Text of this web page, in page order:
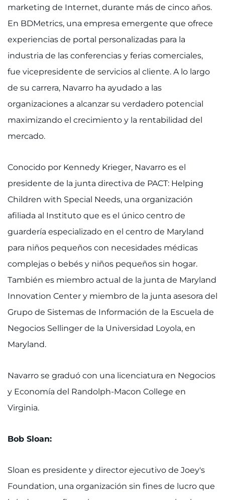
marketing de Internet, durante más de cinco años.
En BDMetrics, una empresa emergente que ofrece
experiencias de portal personalizadas para la
industria de las conferencias y ferias comerciales,
fue vicepresidente de servicios al cliente. A lo largo
de su carrera, Navarro ha ayudado a las
organizaciones a alcanzar su verdadero potencial
maximizando el crecimiento y la rentabilidad del
mercado.
Conocido por Kennedy Krieger, Navarro es el
presidente de la junta directiva de PACT: Helping
Children with Special Needs, una organización
afiliada al Instituto que es el único centro de
guardería especializado en el centro de Maryland
para niños pequeños con necesidades médicas
complejas o bebés y niños pequeños sin hogar.
También es miembro actual de la junta de Maryland
Innovation Center y miembro de la junta asesora del
Grupo de Sistemas de Información de la Escuela de
Negocios Sellinger de la Universidad Loyola, en
Maryland.
Navarro se graduó con una licenciatura en Negocios
y Economía del Randolph-Macon College en
Virginia.
Bob Sloan:
Sloan es presidente y director ejecutivo de Joey's
Foundation, una organización sin fines de lucro que